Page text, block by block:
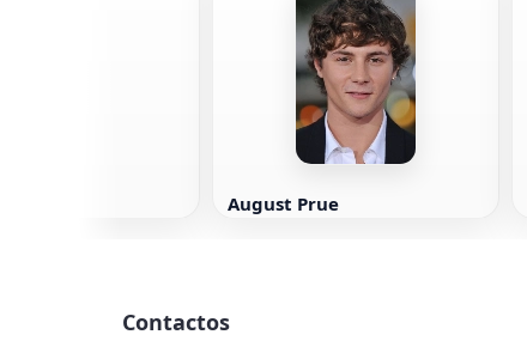
August Prue
Contactos